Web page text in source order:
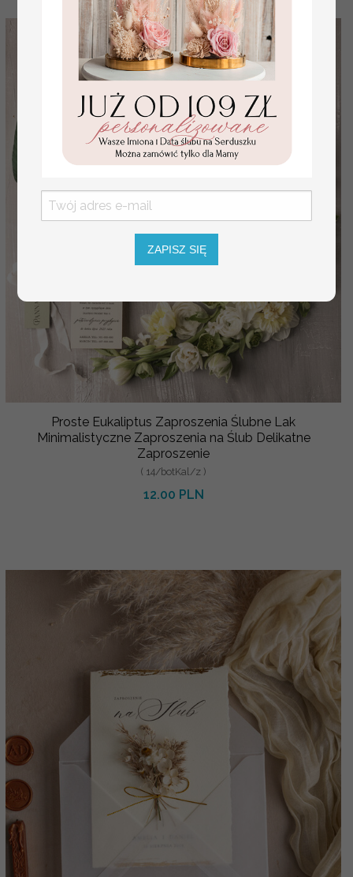
Proste Eukaliptus Zaproszenia Ślubne Lak
Minimalistyczne Zaproszenia na Ślub Delikatne
Zaproszenie
( 14/botKal/z )
12.00 PLN
ZAPISZ SIĘ